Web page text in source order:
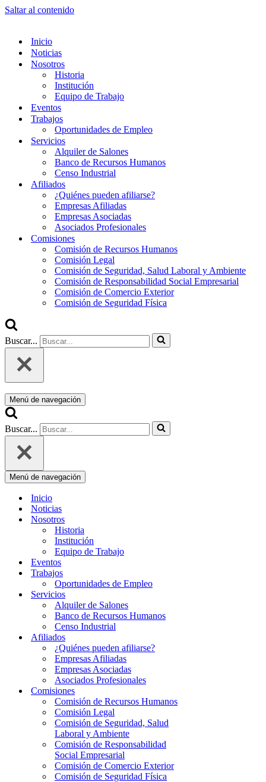
Saltar al contenido
Inicio
Noticias
Nosotros
Historia
Institución
Equipo de Trabajo
Eventos
Trabajos
Oportunidades de Empleo
Servicios
Alquiler de Salones
Banco de Recursos Humanos
Censo Industrial
Afiliados
¿Quiénes pueden afiliarse?
Empresas Afiliadas
Empresas Asociadas
Asociados Profesionales
Comisiones
Comisión de Recursos Humanos
Comisión Legal
Comisión de Seguridad, Salud Laboral y Ambiente
Comisión de Responsabilidad Social Empresarial
Comisión de Comercio Exterior
Comisión de Seguridad Física
Buscar...
Menú de navegación
Buscar...
Menú de navegación
Inicio
Noticias
Nosotros
Historia
Institución
Equipo de Trabajo
Eventos
Trabajos
Oportunidades de Empleo
Servicios
Alquiler de Salones
Banco de Recursos Humanos
Censo Industrial
Afiliados
¿Quiénes pueden afiliarse?
Empresas Afiliadas
Empresas Asociadas
Asociados Profesionales
Comisiones
Comisión de Recursos Humanos
Comisión Legal
Comisión de Seguridad, Salud
Laboral y Ambiente
Comisión de Responsabilidad
Social Empresarial
Comisión de Comercio Exterior
Comisión de Seguridad Física